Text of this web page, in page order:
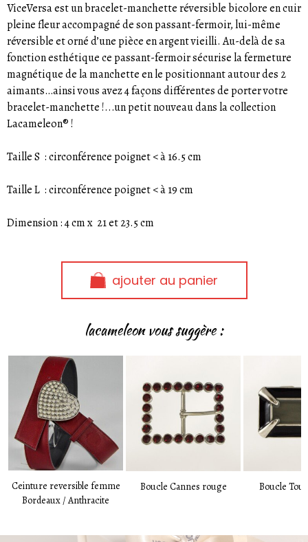
ViceVersa est un bracelet-manchette réversible bicolore en cuir
pleine fleur accompagné de son passant-fermoir, lui-même
réversible et orné d’une pièce en argent vieilli. Au-delà de sa
fonction esthétique ce passant-fermoir sécurise la fermeture
magnétique de la manchette en le positionnant autour des 2
aimants…ainsi vous avez 4 façons différentes de porter votre
bracelet-manchette !...un petit nouveau dans la collection
Lacameleon® !
Taille S : circonférence poignet < à 16.5 cm
Taille L : circonférence poignet < à 19 cm
Dimension : 4 cm x 21 et 23.5 cm
ajouter au panier
lacameleon vous suggère :
Ceinture reversible femme
Bordeaux / Anthracite
Boucle Cannes rouge Boucle